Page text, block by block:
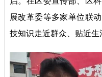
展改革委等多家单位联
技知识走近群众、贴近生